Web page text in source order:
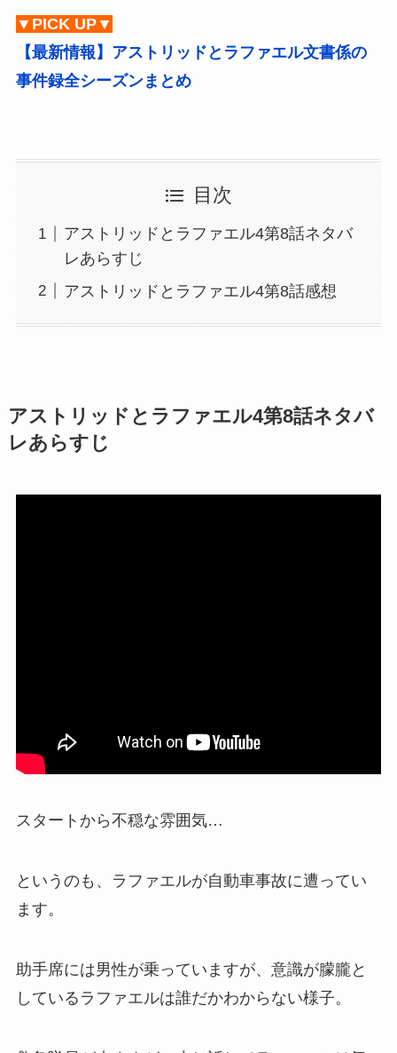
▼PICK UP▼
【最新情報】アストリッドとラファエル文書係の
事件録全シーズンまとめ
目次
アストリッドとラファエル4第8話ネタバ
レあらすじ
アストリッドとラファエル4第8話感想
アストリッドとラファエル4第8話ネタバ
レあらすじ
スタートから不穏な雰囲気…
というのも、ラファエルが自動車事故に遭ってい
ます。
助手席には男性が乗っていますが、意識が朦朧と
しているラファエルは誰だかわからない様子。